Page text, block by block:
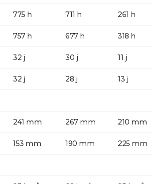
775 h 711 h 261 h
757 h 677 h 318 h
32 j 30 j 11 j
32 j 28 j 13 j
241 mm 267 mm 210 mm
153 mm 190 mm 225 mm